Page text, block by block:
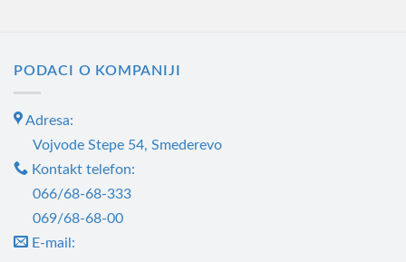
изабране
PODACI O KOMPANIJI
Adresa:
Vojvode Stepe 54, Smederevo
Kontakt telefon:
066/68-68-333
069/68-68-00
E-mail: